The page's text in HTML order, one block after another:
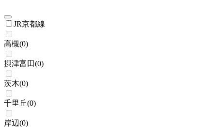
JR京都線
高槻(0)
摂津富田(0)
茨木(0)
千里丘(0)
岸辺(0)